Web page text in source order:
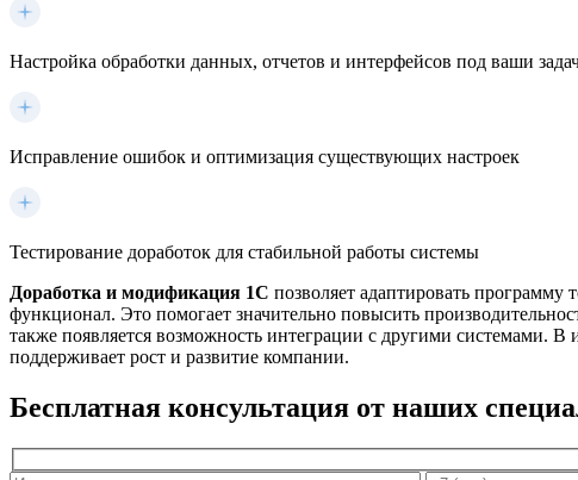
Настройка обработки данных, отчетов и интерфейсов под ваши
Исправление ошибок и оптимизация существующих настроек
Тестирование доработок для стабильной работы системы
Доработка и модификация 1С позволяет адаптировать
функционал. Это помогает значительно повысить
также появляется возможность интеграции с другими системами.
поддерживает рост и развитие компании.
Бесплатная консультация от наших